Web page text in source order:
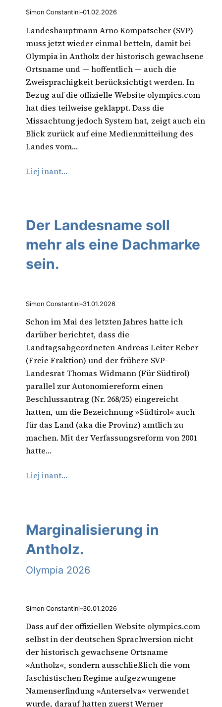
Simon Constantini–01.02.2026
Landeshauptmann Arno Kompatscher (SVP)
muss jetzt wieder einmal betteln, damit bei
Olympia in Antholz der historisch gewachsene
Ortsname und — hoffentlich — auch die
Zweisprachigkeit berücksichtigt werden. In
Bezug auf die offizielle Website olympics.com
hat dies teilweise geklappt. Dass die
Missachtung jedoch System hat, zeigt auch ein
Blick zurück auf eine Medienmitteilung des
Landes vom…
Liej inant…
Der Landesname soll
mehr als eine Dachmarke
sein.
Simon Constantini–31.01.2026
Schon im Mai des letzten Jahres hatte ich
darüber berichtet, dass die
Landtagsabgeordneten Andreas Leiter Reber
(Freie Fraktion) und der frühere SVP-
Landesrat Thomas Widmann (Für Südtirol)
parallel zur Autonomiereform einen
Beschlussantrag (Nr. 268/25) eingereicht
hatten, um die Bezeichnung »Südtirol« auch
für das Land (aka die Provinz) amtlich zu
machen. Mit der Verfassungsreform von 2001
hatte…
Liej inant…
Marginalisierung in
Antholz.
Olympia 2026
Simon Constantini–30.01.2026
Dass auf der offiziellen Website olympics.com
selbst in der deutschen Sprachversion nicht
der historisch gewachsene Ortsname
»Antholz«, sondern ausschließlich die vom
faschistischen Regime aufgezwungene
Namenserfindung »Anterselva« verwendet
wurde, darauf hatten zuerst Werner